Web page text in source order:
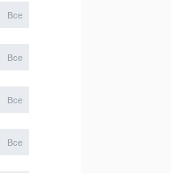
Все
Все
Все
Все